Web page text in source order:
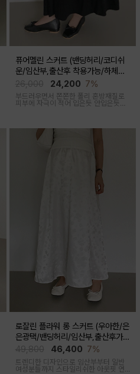
퓨어멜린 스커트 (밴딩허리/코디쉬
운/임산부,출산후 착용가능/하체커
24,200 7%
부드러우면서 쫀쫀한 폴리 혼방재질로
피부에 자극이 적어 입은듯 안입은듯한
로잘린 플라워 롱 스커트 (우아한/은
은광택/밴딩허리/임산부,출산후가
46,400 7%
트렌디한 디자인으로 임산부부터 일반
여성분들까지 스타일리쉬한 아웃핏 연